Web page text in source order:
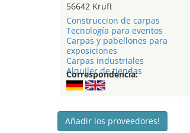
56642 Kruft
Construccion de carpas
Tecnología para eventos
Carpas y pabellones para
exposiciones
Carpas industriales
Alquiler de tiendas
Correspondencia:
Añadir los proveedores!